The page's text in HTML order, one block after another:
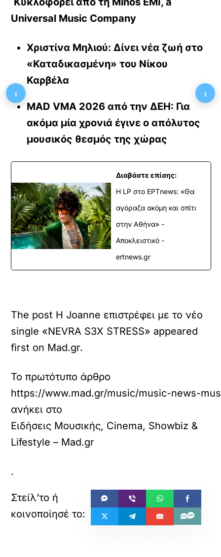
Universal Music Company
Χριστίνα Μηλιού: Δίνει νέα ζωή στο
«Καταδικασμένη» του Νίκου
Καρβέλα
MAD VMA 2026 από την ΔΕΗ: Για
ακόμα μία χρονιά έγινε ο απόλυτος
μουσικός θεσμός της χώρας
Διαβάστε επίσης:
Η LP στο EΡΤnews: «Θα
αγόραζα ακόμη και σπίτι
στην Αθήνα» -
Αποκλειστικό -
ertnews.gr
The post Η Joanne επιστρέφει με το νέο
single «NEVRA S3X STRESS» appeared
first on Mad.gr.
Το πρωτότυπο άρθρο
https://www.mad.gr/music/music-news-
ανήκει στο
Ειδήσεις Μουσικής, Cinema, Showbiz &
Lifestyle – Mad.gr
.
‹ ›